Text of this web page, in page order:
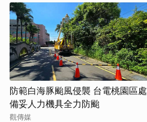
防範白海豚颱風侵襲 台電桃園區處
備妥人力機具全力防颱
觀傳媒